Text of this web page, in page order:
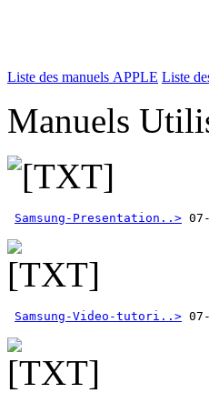
Liste des manuels APPLE Liste
Manuels
Samsung-Presentation..>
Samsung-Video-tutori..>